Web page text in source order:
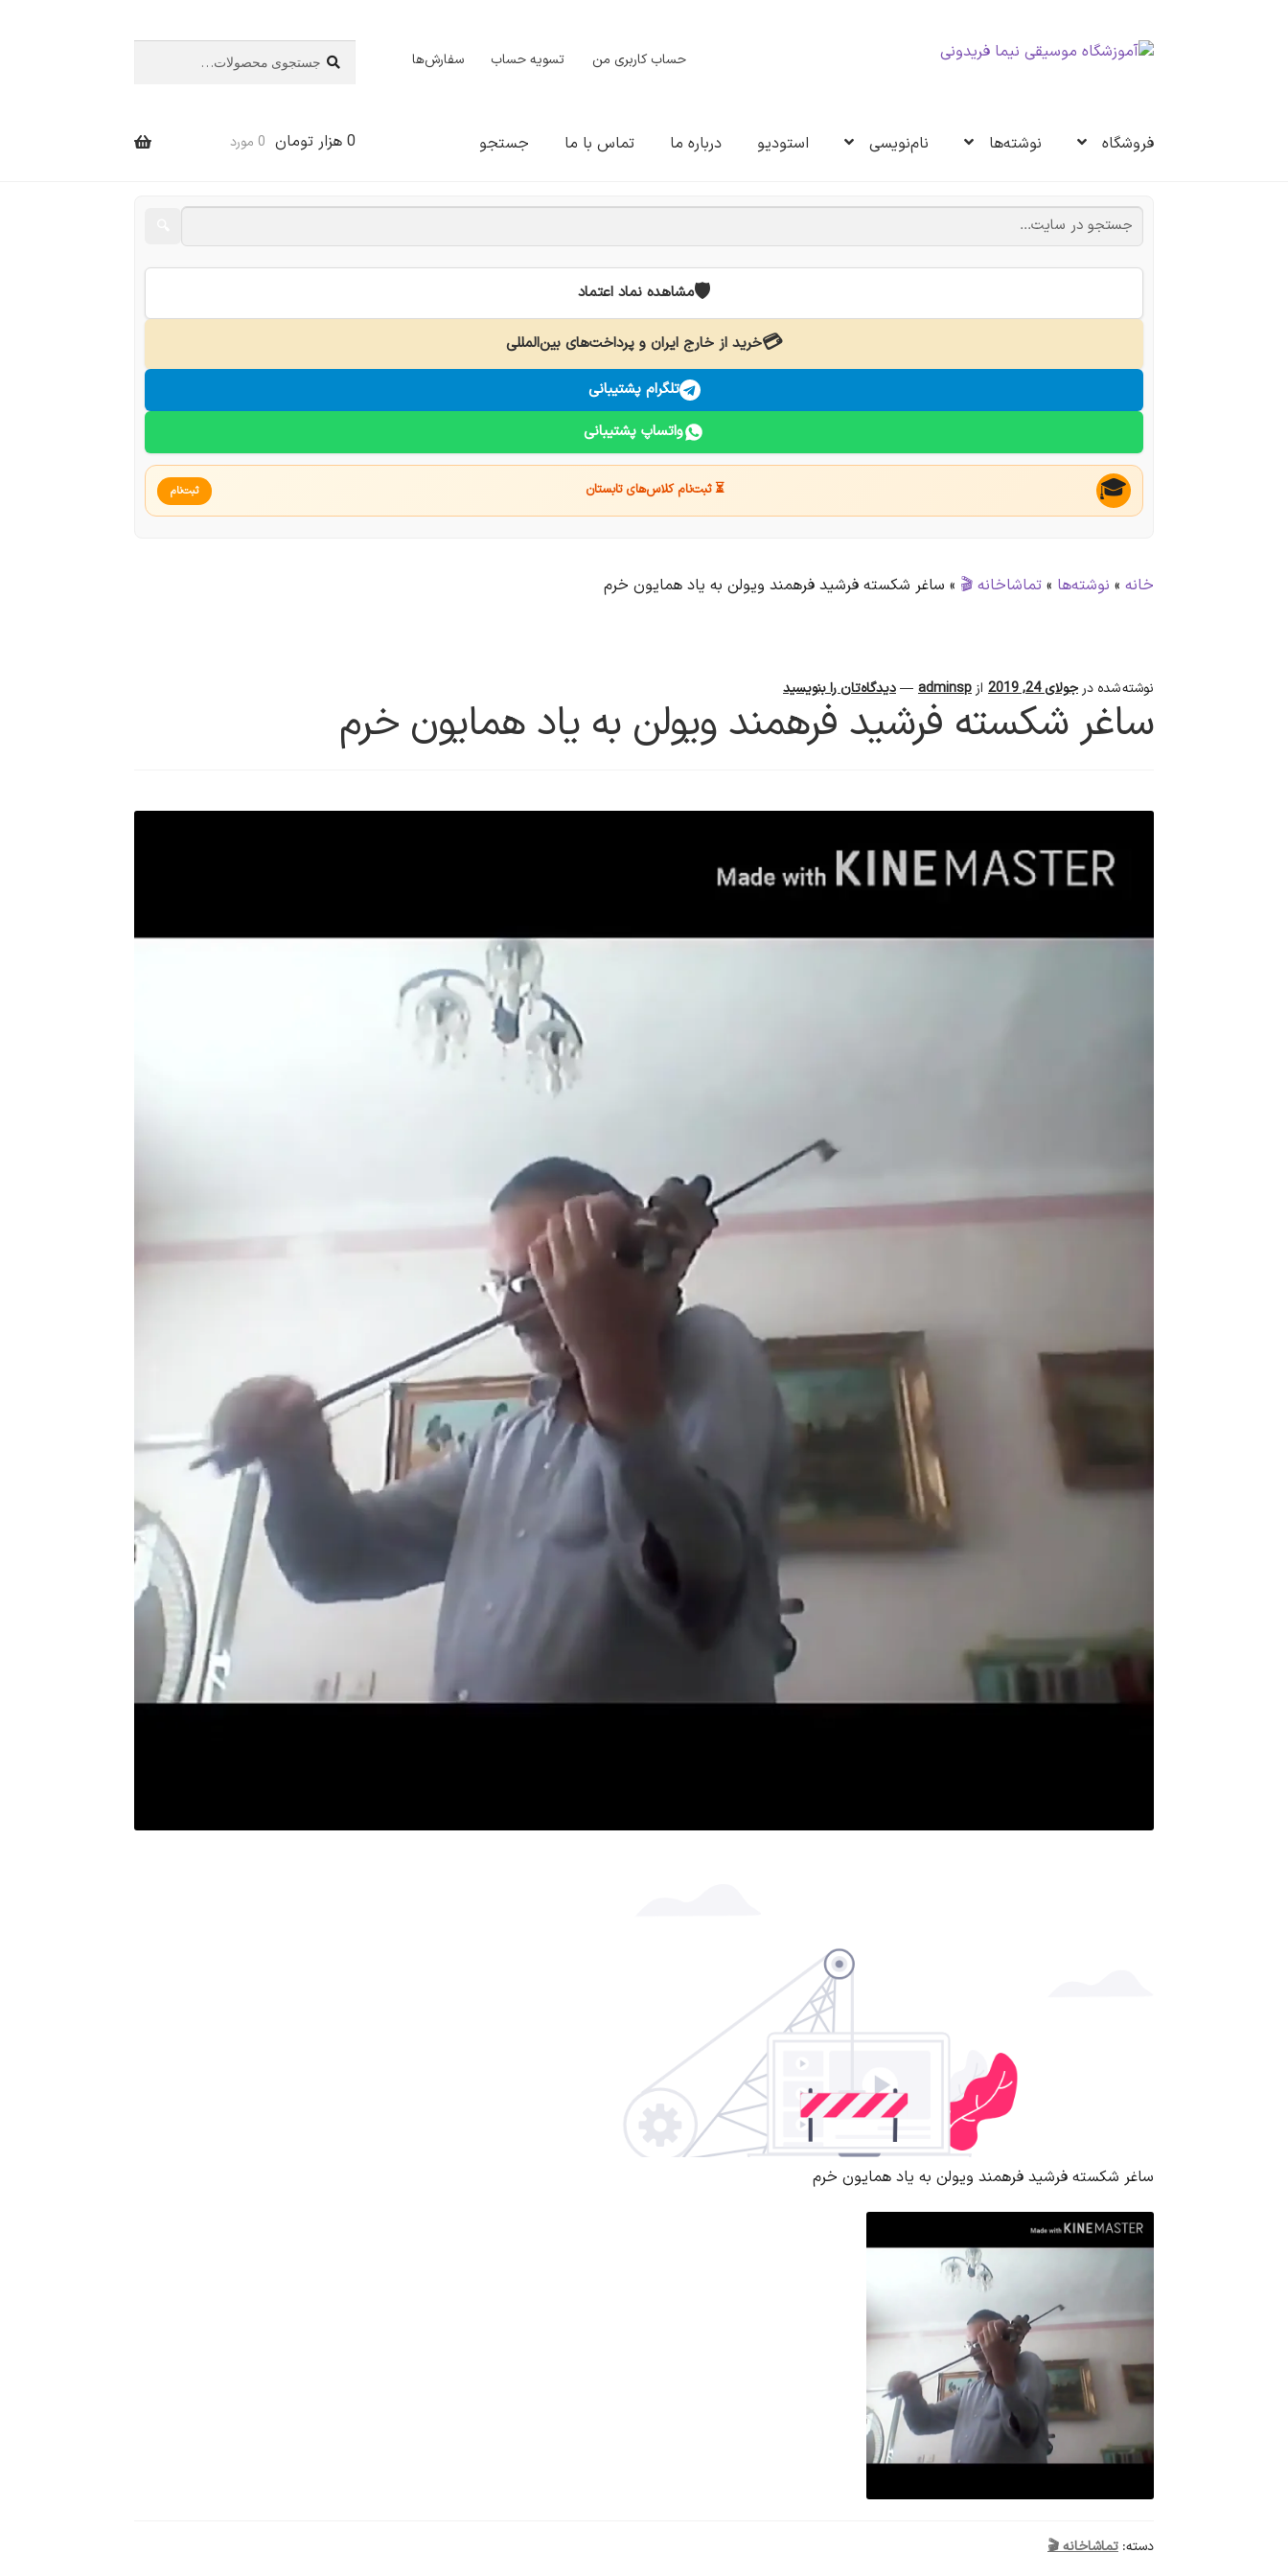
پرش
پرش
حساب کاربری من تسویه حساب سفارش‌ها
برای:
فروشگاه نوشته‌ها نام‌نویسی استودیو درباره ما تماس با ما جستجو 0 هزار تومان 0 مورد
🛡️مشاهده نماد اعتماد
💳خرید از خارج ایران و پرداخت‌های بین‌المللی
تلگرام پشتیبانی
واتساپ پشتیبانی
🎓 ⏳ ثبت‌نام کلاس‌های تابستان ثبت‌نام
خانه » نوشته‌ها »تماشاخانه 🎬 » ساغر شکسته فرشید فرهمند ویولن به یاد همایون خرم
نوشته شده درجولای 24, 2019 ازadminsp
—دیدگاه‌تان را بنویسید
ساغر شکسته فرشید فرهمند ویولن به یاد همایون خرم
ساغر شکسته فرشید فرهمند ویولن به یاد همایون خرم
دسته:تماشاخانه 🎬